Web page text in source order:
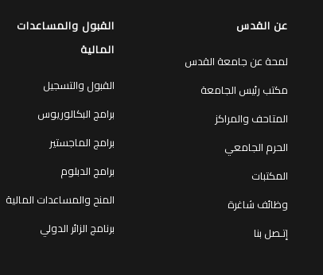
عن القدس
لمحة عن جامعة القدس
مكتب رئيس الجامعة
المتاحف والمراكز
الحرم الجامعي
المكتبات
وظائف شاغرة
إتـصل بنا
القبول والمساعدات
المالية
القبول والتسجيل
برامج البكالوريوس
برامج الماجستير
برامج الدبلوم
المنح والمساعدات المالية
برنامج الزائر الدولي